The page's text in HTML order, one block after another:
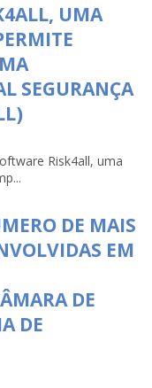
UMA
SEGURANÇA
Risk4all, uma
DE MAIS
EM
DE
DE